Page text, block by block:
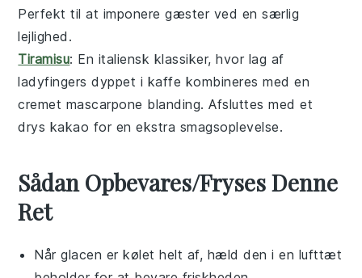
Perfekt til at imponere gæster ved en særlig
lejlighed.
Tiramisu: En italiensk klassiker, hvor lag af
ladyfingers dyppet i kaffe kombineres med en
cremet mascarpone blanding. Afsluttes med et
drys kakao for en ekstra smagsoplevelse.
Sådan Opbevares/Fryses Denne
Ret
Nårglacen er kølet helt af, hæld den i en lufttæt